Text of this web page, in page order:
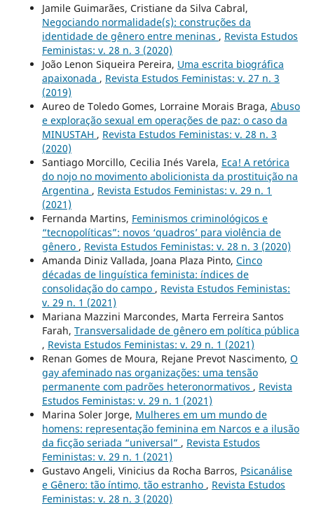
Jamile Guimarães, Cristiane da Silva Cabral,
Negociando normalidade(s): construções da
identidade de gênero entre meninas , Revista Estudos
Feministas: v. 28 n. 3 (2020)
João Lenon Siqueira Pereira, Uma escrita biográfica
apaixonada , Revista Estudos Feministas: v. 27 n. 3
(2019)
Aureo de Toledo Gomes, Lorraine Morais Braga, Abuso
e exploração sexual em operações de paz: o caso da
MINUSTAH , Revista Estudos Feministas: v. 28 n. 3
(2020)
Santiago Morcillo, Cecilia Inés Varela, Eca! A retórica
do nojo no movimento abolicionista da prostituição na
Argentina , Revista Estudos Feministas: v. 29 n. 1
(2021)
Fernanda Martins, Feminismos criminológicos e
“tecnopolíticas”: novos ‘quadros’ para violência de
gênero , Revista Estudos Feministas: v. 28 n. 3 (2020)
Amanda Diniz Vallada, Joana Plaza Pinto, Cinco
décadas de linguística feminista: índices de
consolidação do campo , Revista Estudos Feministas:
v. 29 n. 1 (2021)
Mariana Mazzini Marcondes, Marta Ferreira Santos
Farah, Transversalidade de gênero em política pública
, Revista Estudos Feministas: v. 29 n. 1 (2021)
Renan Gomes de Moura, Rejane Prevot Nascimento, O
gay afeminado nas organizações: uma tensão
permanente com padrões heteronormativos , Revista
Estudos Feministas: v. 29 n. 1 (2021)
Marina Soler Jorge, Mulheres em um mundo de
homens: representação feminina em Narcos e a ilusão
da ficção seriada “universal” , Revista Estudos
Feministas: v. 29 n. 1 (2021)
Gustavo Angeli, Vinicius da Rocha Barros, Psicanálise
e Gênero: tão íntimo, tão estranho , Revista Estudos
Feministas: v. 28 n. 3 (2020)